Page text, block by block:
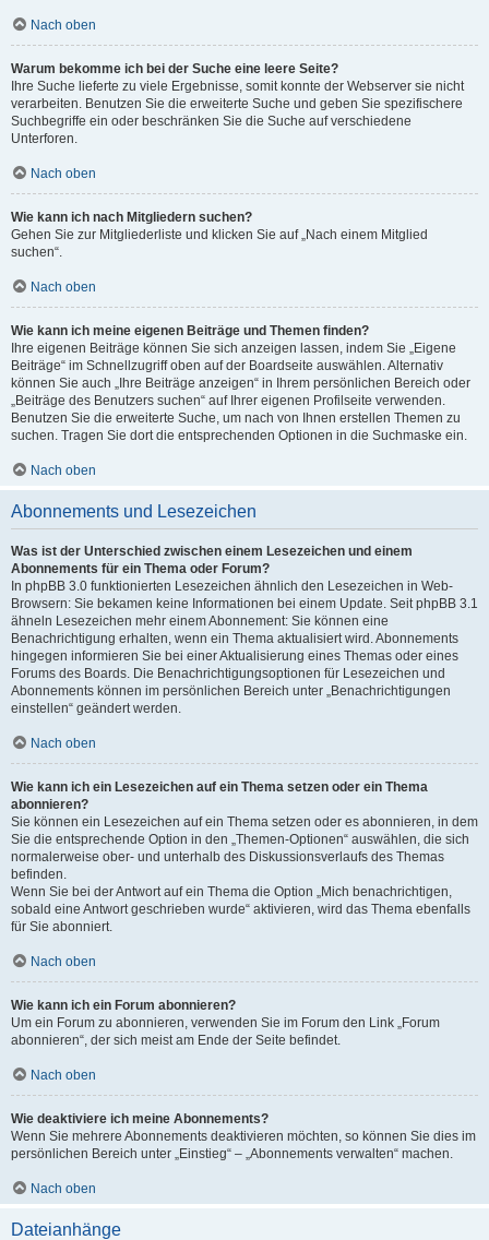
Nach oben
Warum bekomme ich bei der Suche eine leere Seite?
Ihre Suche lieferte zu viele Ergebnisse, somit konnte der Webserver sie nicht
verarbeiten. Benutzen Sie die erweiterte Suche und geben Sie spezifischere
Suchbegriffe ein oder beschränken Sie die Suche auf verschiedene
Unterforen.
Nach oben
Wie kann ich nach Mitgliedern suchen?
Gehen Sie zur Mitgliederliste und klicken Sie auf „Nach einem Mitglied
suchen“.
Nach oben
Wie kann ich meine eigenen Beiträge und Themen finden?
Ihre eigenen Beiträge können Sie sich anzeigen lassen, indem Sie „Eigene
Beiträge“ im Schnellzugriff oben auf der Boardseite auswählen. Alternativ
können Sie auch „Ihre Beiträge anzeigen“ in Ihrem persönlichen Bereich oder
„Beiträge des Benutzers suchen“ auf Ihrer eigenen Profilseite verwenden.
Benutzen Sie die erweiterte Suche, um nach von Ihnen erstellen Themen zu
suchen. Tragen Sie dort die entsprechenden Optionen in die Suchmaske ein.
Nach oben
Abonnements und Lesezeichen
Was ist der Unterschied zwischen einem Lesezeichen und einem
Abonnements für ein Thema oder Forum?
In phpBB 3.0 funktionierten Lesezeichen ähnlich den Lesezeichen in Web-
Browsern: Sie bekamen keine Informationen bei einem Update. Seit phpBB 3.1
ähneln Lesezeichen mehr einem Abonnement: Sie können eine
Benachrichtigung erhalten, wenn ein Thema aktualisiert wird. Abonnements
hingegen informieren Sie bei einer Aktualisierung eines Themas oder eines
Forums des Boards. Die Benachrichtigungsoptionen für Lesezeichen und
Abonnements können im persönlichen Bereich unter „Benachrichtigungen
einstellen“ geändert werden.
Nach oben
Wie kann ich ein Lesezeichen auf ein Thema setzen oder ein Thema
abonnieren?
Sie können ein Lesezeichen auf ein Thema setzen oder es abonnieren, in dem
Sie die entsprechende Option in den „Themen-Optionen“ auswählen, die sich
normalerweise ober- und unterhalb des Diskussionsverlaufs des Themas
befinden.
Wenn Sie bei der Antwort auf ein Thema die Option „Mich benachrichtigen,
sobald eine Antwort geschrieben wurde“ aktivieren, wird das Thema ebenfalls
für Sie abonniert.
Nach oben
Wie kann ich ein Forum abonnieren?
Um ein Forum zu abonnieren, verwenden Sie im Forum den Link „Forum
abonnieren“, der sich meist am Ende der Seite befindet.
Nach oben
Wie deaktiviere ich meine Abonnements?
Wenn Sie mehrere Abonnements deaktivieren möchten, so können Sie dies im
persönlichen Bereich unter „Einstieg“ – „Abonnements verwalten“ machen.
Nach oben
Dateianhänge